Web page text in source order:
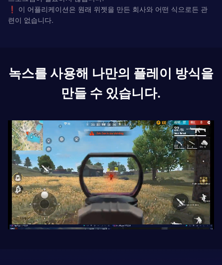
❗ 이 어플리케이션은 원래 위젯을 만든 회사와 어떤 식으로든 관
련이 없습니다.
녹스를 사용해 나만의 플레이 방식을
만들 수 있습니다.